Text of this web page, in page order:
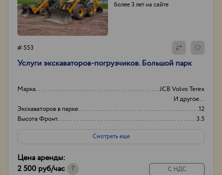
более 3 лет на сайте
# 553
Услуги экскаваторов-погрузчиков. Большой парк
Марка
JCB Volvo Terex
И другое...
Экскаваторов в парке
12
Высота Фронт.
3.5
Объем погрузочного ковша
1-5 кубов
Смотреть еще
Цена аренды:
2 500 руб/час ? С НДС